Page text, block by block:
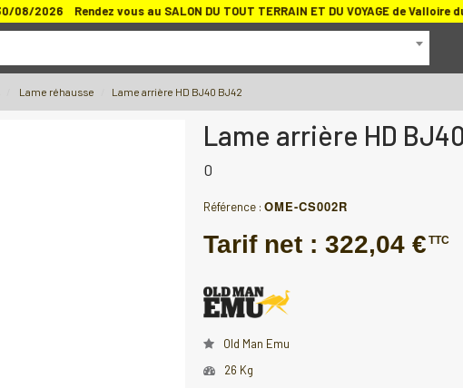
08/2026 Rendez vous au SALON DU TOUT TERRAIN ET DU VOYAGE de
Lame réhausse Lame arrière HD BJ40 BJ42
Lame arrière HD
0
Référence : OME-CS002R
Tarif net : 322,04 € TTC
Old Man Emu
26 Kg